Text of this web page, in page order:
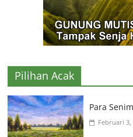
Pilihan Acak
Para
Februari 3,